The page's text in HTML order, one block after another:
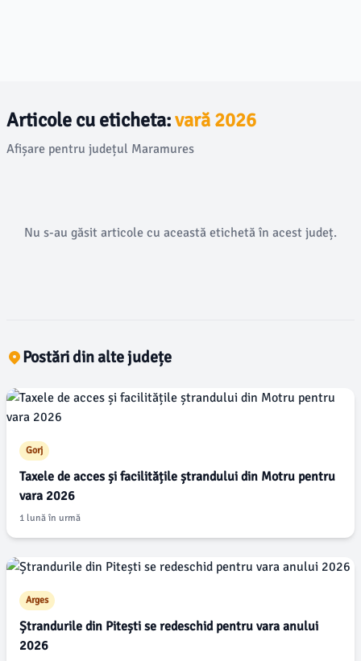
Articole cu eticheta:vară 2026
Afișare pentru județul Maramures
Nu s-au găsit articole cu această etichetă în acest județ.
Postări din alte județe
Gorj
Taxele de acces și facilitățile ștrandului din Motru pentru
vara 2026
1 lună în urmă
Arges
Ștrandurile din Pitești se redeschid pentru vara anului
2026